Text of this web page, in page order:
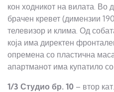
кон ходникот на вилата. Во
брачен кревет (димензии
телевизор и клима. Од
која има директен
опремена со пластична
апартманот има купатило
1/3 Студио бр. 10 – втор